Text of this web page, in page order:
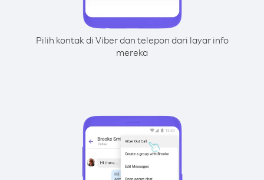
Pilih kontak di Viber dan telepon dari layar info
mereka